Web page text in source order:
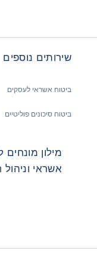
שירותים נוספים
ביטוח אשראי לעסקים
ביטוח סיכונים פוליטיים
מילון מונחים
אשראי וניהול